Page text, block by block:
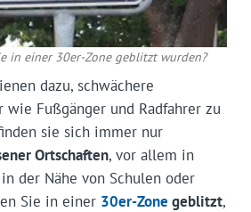
in einer 30er-Zone geblitzt wurden?
dazu, schwächere
Fußgänger und Radfahrer zu
sie sich immer nur
Ortschaften, vor allem in
der Nähe von Schulen oder
Sie in einer 30er-Zone geblitzt,